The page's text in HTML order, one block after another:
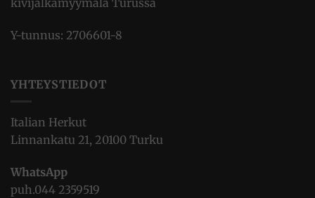
kivijalkamyymälä Turussa
Y-tunnus: 2706601-8
YHTEYSTIEDOT
Italian Herkut
Linnankatu 21, 20100 Turku
WhatsApp
puh.044 2359519